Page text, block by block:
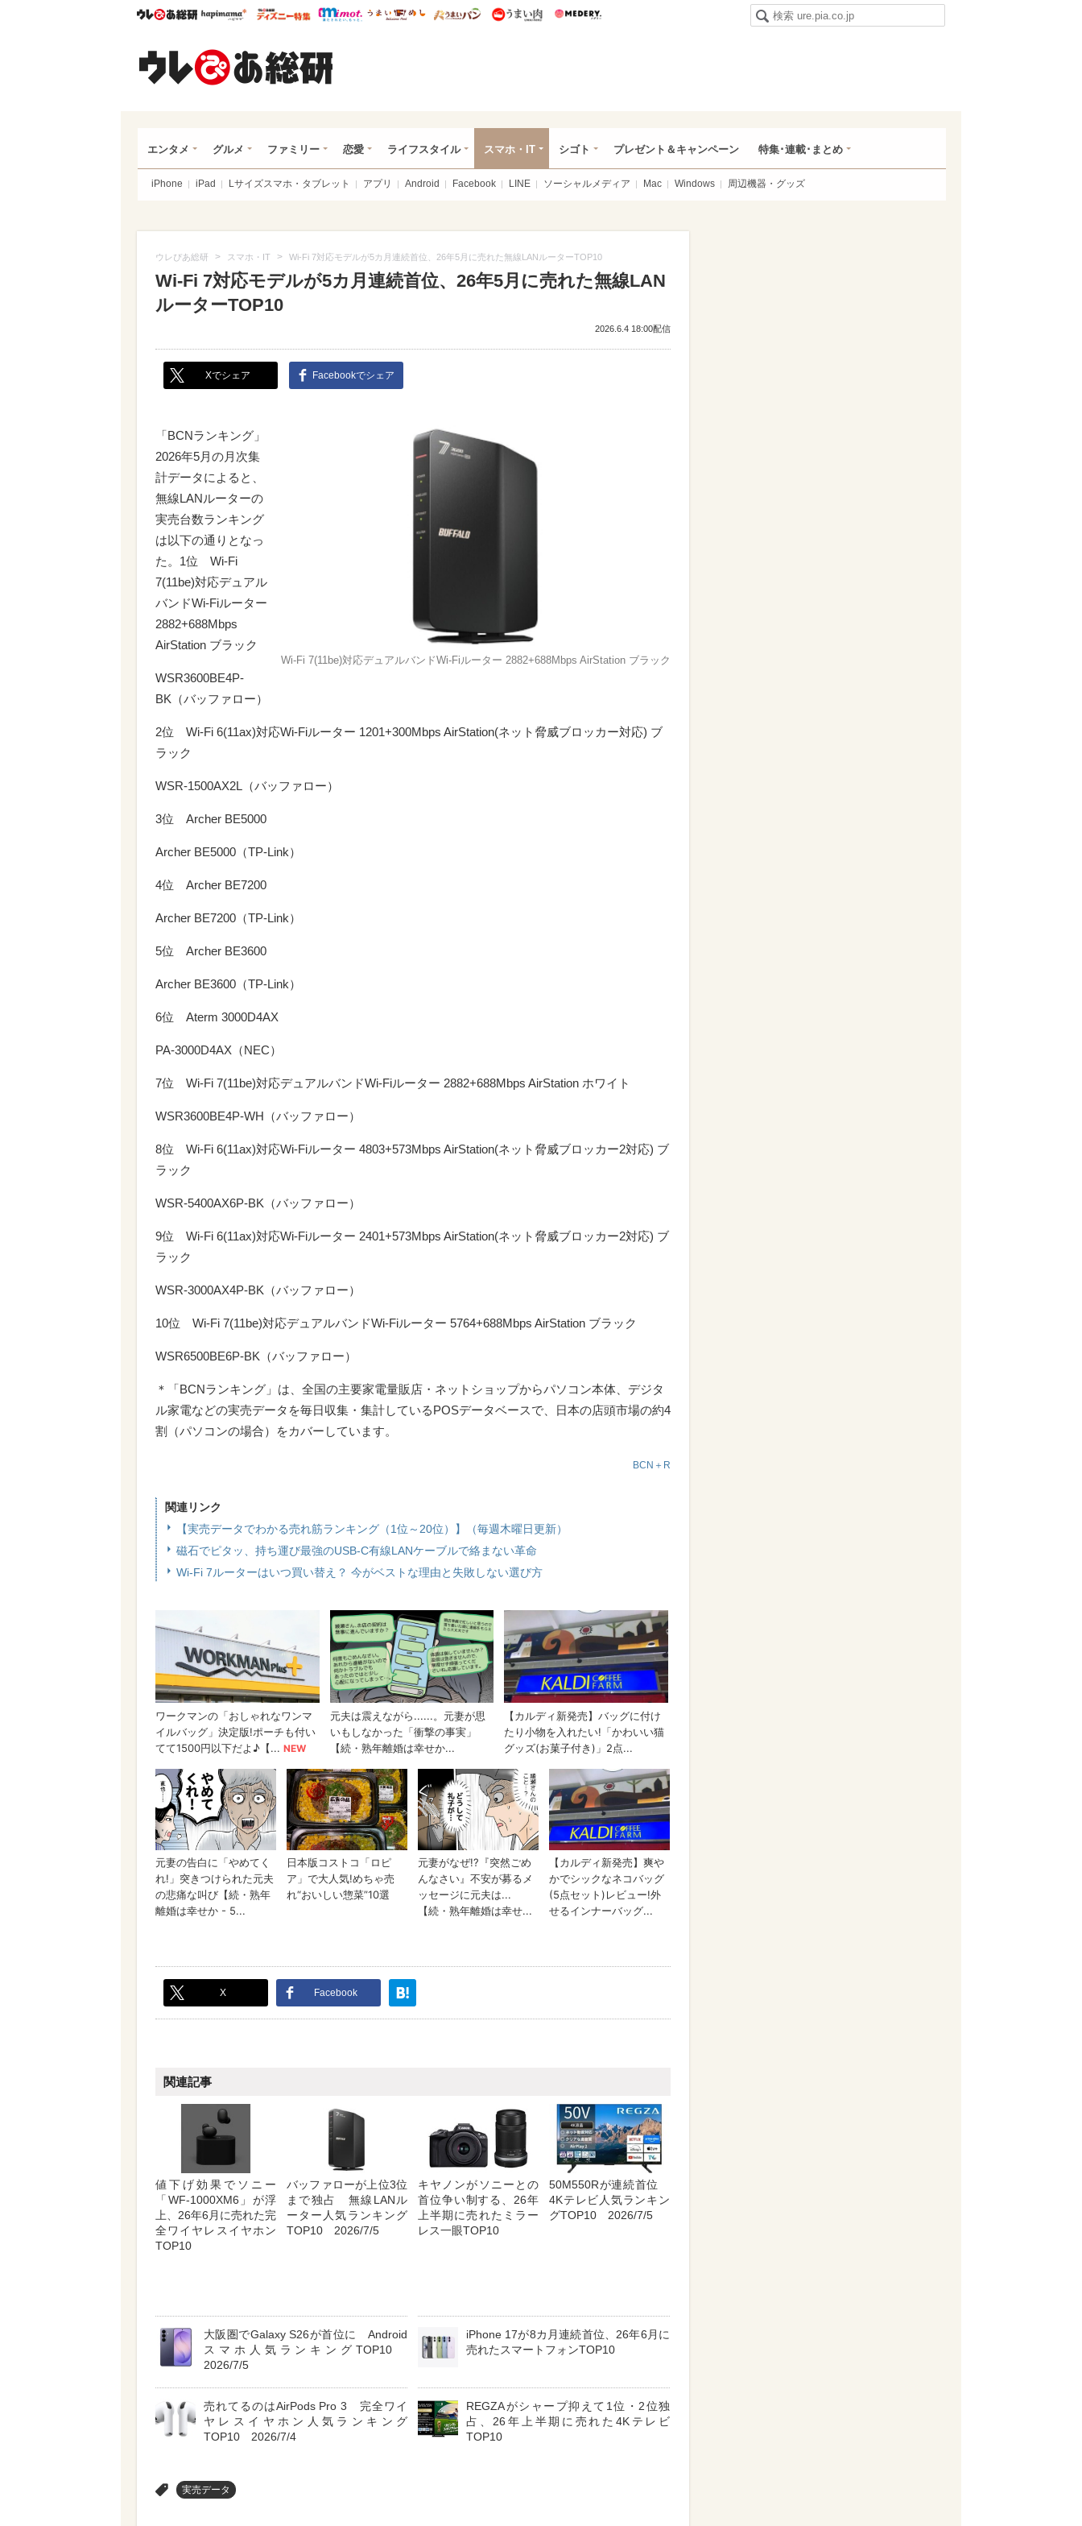
ウレぴあ総研ハピママ* ウレぴあ総研 ディズニー特集
mimot. うまいめし うまいパン うまい肉
エンタメ グルメ ファミリー 恋愛 ライフスタイル スマホ・IT シゴト プレゼント＆キャンペーン 特集･連載･まとめ
iPhone iPad Lサイズスマホ・タブレット アプリ Android Facebook LINE ソーシャルメディア Mac Windows 周辺機器・グッズ
ウレぴあ総研 > スマホ・IT > Wi-Fi 7対応モデルが5カ月連続首位、26年5月に売れた無線LANルーターTOP10
Wi-Fi 7対応モデルが5カ月連続首位、26年5月に売れた無線LAN
ルーターTOP10
2026.6.4 18:00配信
Xでシェア Facebookでシェア
Wi-Fi 7(11be)対応デュアルバンドWi-Fiルーター 2882+688Mbps AirStation ブラック
「BCNランキング」
2026年5月の月次集
計データによると、
無線LANルーターの
実売台数ランキング
は以下の通りとなっ
た。1位 Wi-Fi
7(11be)対応デュアル
バンドWi-Fiルーター
2882+688Mbps
AirStation ブラック
WSR3600BE4P-
BK（バッファロー）
2位 Wi-Fi 6(11ax)対応Wi-Fiルーター 1201+300Mbps AirStation(ネット脅威ブロッカー対応) ブ
ラック
WSR-1500AX2L（バッファロー）
3位 Archer BE5000
Archer BE5000（TP-Link）
4位 Archer BE7200
Archer BE7200（TP-Link）
5位 Archer BE3600
Archer BE3600（TP-Link）
6位 Aterm 3000D4AX
PA-3000D4AX（NEC）
7位 Wi-Fi 7(11be)対応デュアルバンドWi-Fiルーター 2882+688Mbps AirStation ホワイト
WSR3600BE4P-WH（バッファロー）
8位 Wi-Fi 6(11ax)対応Wi-Fiルーター 4803+573Mbps AirStation(ネット脅威ブロッカー2対応) ブ
ラック
WSR-5400AX6P-BK（バッファロー）
9位 Wi-Fi 6(11ax)対応Wi-Fiルーター 2401+573Mbps AirStation(ネット脅威ブロッカー2対応) ブ
ラック
WSR-3000AX4P-BK（バッファロー）
10位 Wi-Fi 7(11be)対応デュアルバンドWi-Fiルーター 5764+688Mbps AirStation ブラック
WSR6500BE6P-BK（バッファロー）
＊「BCNランキング」は、全国の主要家電量販店・ネットショップからパソコン本体、デジタ
ル家電などの実売データを毎日収集・集計しているPOSデータベースで、日本の店頭市場の約4
割（パソコンの場合）をカバーしています。
BCN＋R
関連リンク
【実売データでわかる売れ筋ランキング（1位～20位）】（毎週木曜日更新）
磁石でピタッ、持ち運び最強のUSB-C有線LANケーブルで絡まない革命
Wi-Fi 7ルーターはいつ買い替え？ 今がベストな理由と失敗しない選び方
X Facebook
関連記事
値下げ効果でソニー
「WF-1000XM6」が浮
上、26年6月に売れた完
全ワイヤレスイヤホン
TOP10
バッファローが上位3位
まで独占 無線LANル
ーター人気ランキング
TOP10 2026/7/5
キヤノンがソニーとの
首位争い制する、26年
上半期に売れたミラー
レス一眼TOP10
50M550Rが連続首位
4Kテレビ人気ランキン
グTOP10 2026/7/5
大阪圏でGalaxy S26が首位に Android
スマホ人気ランキングTOP10
2026/7/5
iPhone 17が8カ月連続首位、26年6月に
売れたスマートフォンTOP10
売れてるのはAirPods Pro 3 完全ワイ
ヤレスイヤホン人気ランキング
TOP10 2026/7/4
REGZAがシャープ抑えて1位・2位独
占、26年上半期に売れた4Kテレビ
TOP10
実売データ